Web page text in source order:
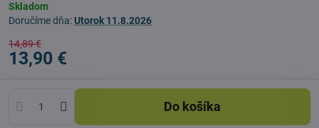
Skladom
Doručíme dňa:Utorok 11.8.2026
14,89 €
13,90 €
Do košíka